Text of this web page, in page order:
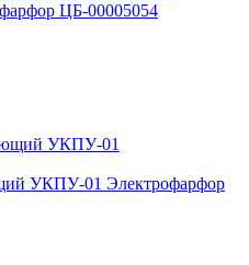
ЦБ-00005054
УКПУ-01 Электрофарфор